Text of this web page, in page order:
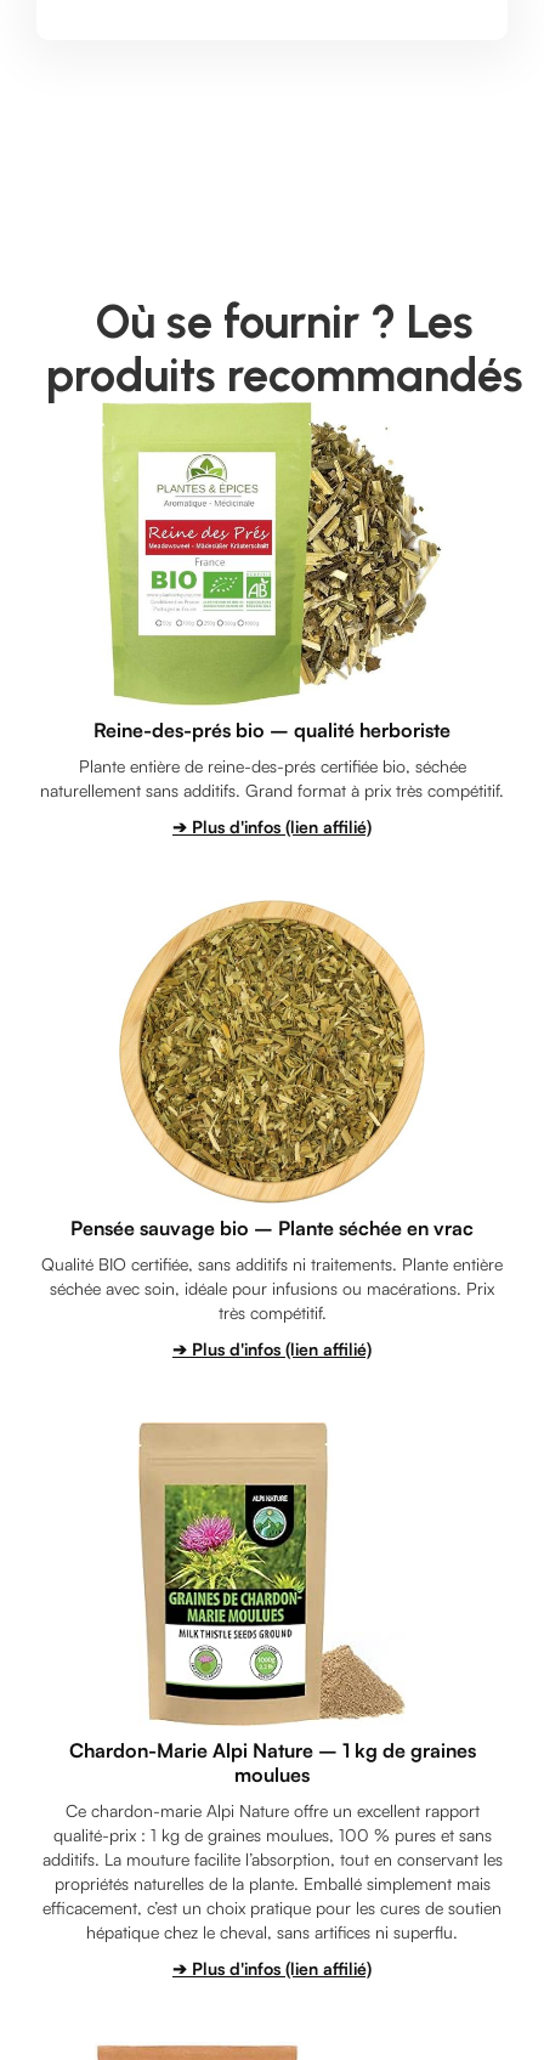
Où se fournir ? Les
produits recommandés
Reine-des-prés bio – qualité herboriste
Plante entière de reine-des-prés certifiée bio, séchée
naturellement sans additifs. Grand format à prix très compétitif.
➔ Plus d'infos (lien affilié)
Pensée sauvage bio – Plante séchée en vrac
Qualité BIO certifiée, sans additifs ni traitements. Plante entière
séchée avec soin, idéale pour infusions ou macérations. Prix
très compétitif.
➔ Plus d'infos (lien affilié)
Chardon-Marie Alpi Nature – 1 kg de graines
moulues
Ce chardon-marie Alpi Nature offre un excellent rapport
qualité-prix : 1 kg de graines moulues, 100 % pures et sans
additifs. La mouture facilite l’absorption, tout en conservant les
propriétés naturelles de la plante. Emballé simplement mais
efficacement, c’est un choix pratique pour les cures de soutien
hépatique chez le cheval, sans artifices ni superflu.
➔ Plus d'infos (lien affilié)